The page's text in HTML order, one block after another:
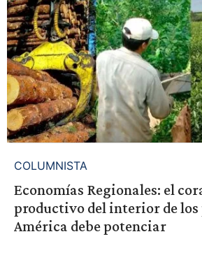
COLUMNISTA
Economías Regionales: el
productivo del interior de los
América debe potenciar